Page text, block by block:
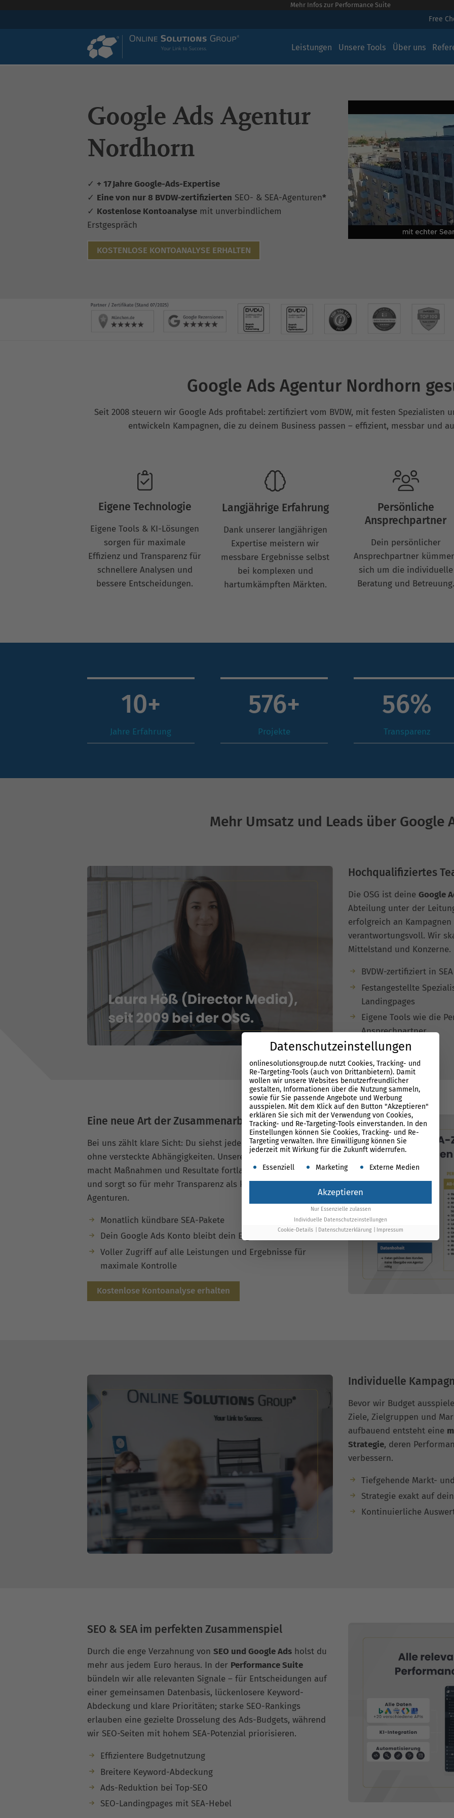
Mehr Infos zur Performance Suite
Free
Leistungen Unsere Tools Über uns
Google Ads Agentur
Nordhorn
✓ + 17 Jahre Google-Ads-Expertise
✓ Eine von nur 8 BVDW-zertifizierten SEO- & SEA-Agenturen*
✓ Kostenlose Kontoanalyse mit unverbindlichem
Erstgespräch
KOSTENLOSE KONTOANALYSE ERHALTEN
Google Ads Agentur Nordhorn
Seit 2008 steuern wir Google Ads profitabel: zertifiziert vom BVDW, mit festen Spezialisten
entwickeln Kampagnen, die zu deinem Business passen – effizient, messbar und
Eigene Technologie
Eigene Tools & KI-Lösungen
sorgen für maximale
Effizienz und Transparenz für
schnellere Analysen und
bessere Entscheidungen.
Langjährige Erfahrung
Dank unserer langjährigen
Expertise meistern wir
messbare Ergebnisse selbst
bei komplexen und
hartumkämpften Märkten.
Persönliche
Ansprechpartner
Dein persönlicher
Ansprechpartner
sich um die individuelle
Beratung und Betreuung.
14+
Jahre Erfahrung
788+
Projekte
78%
Transparenz
Mehr Umsatz und Leads über Google
Hochqualifiziertes
Die OSG ist deine Google
Abteilung unter der
erfolgreich an
verantwortungsvoll. Wir
Mittelstand und Konzerne.
BVDW-zertifiziert in
Festangestellte
Landingpages
Eigene Tools wie die
Ansprechpartner
Eine neue Art der Zusammenarbeit
Bei uns zählt klare Sicht: Du siehst jederzeit, was wir tun –
ohne versteckte Abhängigkeiten. Unsere
Performance Suite
macht Maßnahmen und Resultate fortlaufend nachvollziehbar
und sorgt so für mehr Transparenz als klassische Google Ads
Agenturen.
Monatlich kündbare SEA-Pakete
Dein Google Ads Konto bleibt dein Eigentum
Voller Zugriff auf alle Leistungen und Ergebnisse für
maximale Kontrolle
Kostenlose Kontoanalyse erhalten
Individuelle
Bevor wir Budget
Ziele, Zielgruppen und
aufbauend entsteht eine
Strategie, deren
verbessern.
Tiefgehende Markt-
Strategie exakt auf
Kontinuierliche
SEO & SEA im perfekten Zusammenspiel
Durch die enge Verzahnung von SEO und Google Ads holst du
mehr aus jedem Euro heraus. In der Performance Suite
bündeln wir alle relevanten Signale – für Entscheidungen auf
einer gemeinsamen Datenbasis, lückenlosere Keyword-
Abdeckung und klare Prioritäten; starke SEO-Rankings
erlauben eine gezielte Drosselung des Ads-Budgets, während
wir SEO-Seiten mit hohem SEA-Potenzial priorisieren.
Effizientere Budgetnutzung
Breitere Keyword-Abdeckung
Ads-Reduktion bei Top-SEO
SEO-Landingpages mit SEA-Hebel
Datenschutzeinstellungen
onlinesolutionsgroup.de nutzt Cookies, Tracking- und
Re-Targeting-Tools (auch von Drittanbietern). Damit
wollen wir unsere Websites benutzerfreundlicher
gestalten, Informationen über die Nutzung sammeln,
sowie für Sie passende Angebote und Werbung
ausspielen. Mit dem Klick auf den Button "Akzeptieren"
erklären Sie sich mit der Verwendung von Cookies,
Tracking- und Re-Targeting-Tools einverstanden. In den
Einstellungen können Sie Cookies, Tracking- und Re-
Targeting verwalten. Ihre Einwilligung können Sie
jederzeit mit Wirkung für die Zukunft widerrufen.
Es folgt eine Liste der Service-Gruppen, für die
Essenziell Marketing Externe Medien
Akzeptieren
Nur Essenzielle zulassen
Individuelle Datenschutzeinstellungen
Cookie-Details
Datenschutzerklärung Impressum